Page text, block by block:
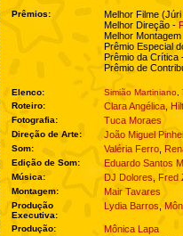
Prêmios:
Melhor Filme
Melhor Direção -
Melhor
Prêmio Especial
Prêmio da Crítica
Prêmio de
Elenco: Simião Martiniano
Roteiro:
Clara Angélica
Fotografia: Tuca Moraes
Direção de Arte: João Miguel
Som: Valéria Ferro
Edição de Som: Eduardo Santos
Música: DJ Dolores Fred
Montagem: Mair Tavares
Produção
Executiva:
Lydia Barros
Produção: Mônica Lapa